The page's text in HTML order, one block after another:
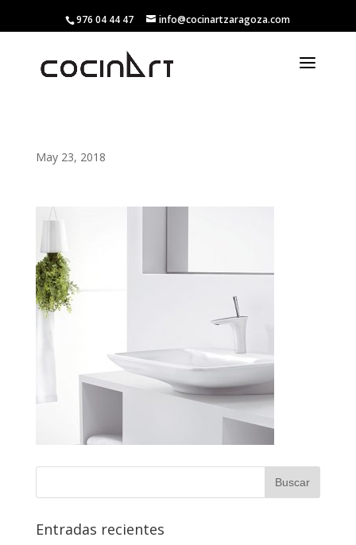
976 04 44 47 info@cocinartzaragoza.com
May 23, 2018
Entradas recientes